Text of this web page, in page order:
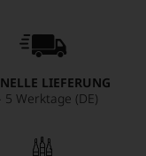
LIEFERUNG
5 Werktage (DE)